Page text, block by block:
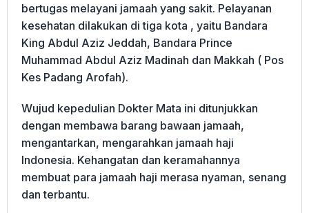
bertugas melayani jamaah yang sakit. Pelayanan
kesehatan dilakukan di tiga kota , yaitu Bandara
King Abdul Aziz Jeddah, Bandara Prince
Muhammad Abdul Aziz Madinah dan Makkah ( Pos
Kes Padang Arofah).
Wujud kepedulian Dokter Mata ini ditunjukkan
dengan membawa barang bawaan jamaah,
mengantarkan, mengarahkan jamaah haji
Indonesia. Kehangatan dan keramahannya
membuat para jamaah haji merasa nyaman, senang
dan terbantu.